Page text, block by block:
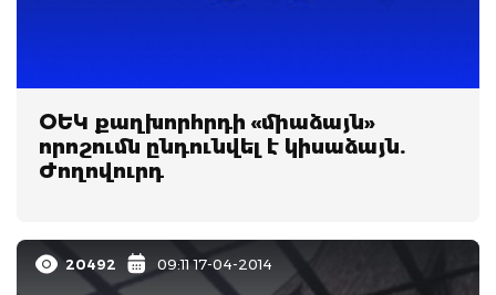
ՕԵԿ քաղխորհրդի «միաձայն»
որոշումն ընդունվել է կիսաձայն.
Ժողովուրդ
20492 09:11 17-04-2014